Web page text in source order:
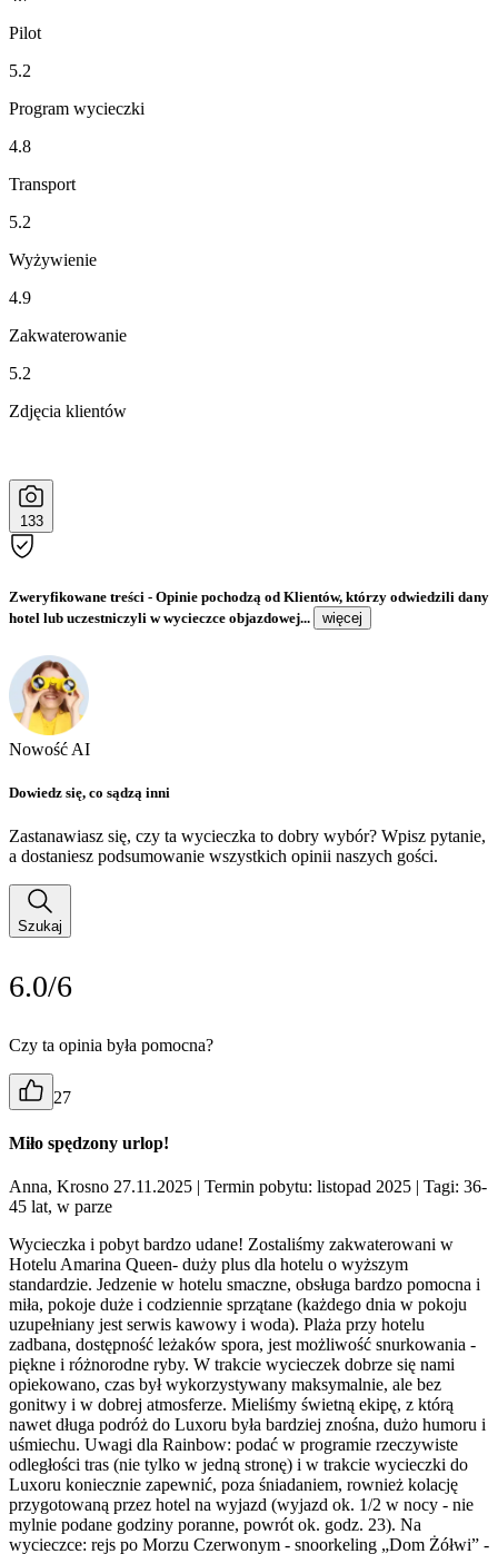
Pilot
5.2
Program wycieczki
4.8
Transport
5.2
Wyżywienie
4.9
Zakwaterowanie
5.2
Zdjęcia klientów
133
Zweryfikowane treści - Opinie pochodzą od Klientów, którzy odwiedzili dany
hotel lub uczestniczyli w wycieczce objazdowej...
więcej
Nowość AI
Dowiedz się, co sądzą inni
Zastanawiasz się, czy ta wycieczka to dobry wybór? Wpisz pytanie,
a dostaniesz podsumowanie wszystkich opinii naszych gości.
Szukaj
6.0/6
Czy ta opinia była pomocna?
27
Miło spędzony urlop!
Anna, Krosno 27.11.2025 | Termin pobytu: listopad 2025 | Tagi: 36-
45 lat, w parze
Wycieczka i pobyt bardzo udane! Zostaliśmy zakwaterowani w
Hotelu Amarina Queen- duży plus dla hotelu o wyższym
standardzie. Jedzenie w hotelu smaczne, obsługa bardzo pomocna i
miła, pokoje duże i codziennie sprzątane (każdego dnia w pokoju
uzupełniany jest serwis kawowy i woda). Plaża przy hotelu
zadbana, dostępność leżaków spora, jest możliwość snurkowania -
piękne i różnorodne ryby. W trakcie wycieczek dobrze się nami
opiekowano, czas był wykorzystywany maksymalnie, ale bez
gonitwy i w dobrej atmosferze. Mieliśmy świetną ekipę, z którą
nawet długa podróż do Luxoru była bardziej znośna, dużo humoru i
uśmiechu. Uwagi dla Rainbow: podać w programie rzeczywiste
odległości tras (nie tylko w jedną stronę) i w trakcie wycieczki do
Luxoru koniecznie zapewnić, poza śniadaniem, rownież kolację
przygotowaną przez hotel na wyjazd (wyjazd ok. 1/2 w nocy - nie
mylnie podane godziny poranne, powrót ok. godz. 23). Na
wycieczce: rejs po Morzu Czerwonym - snoorkeling „Dom Żółwi” -